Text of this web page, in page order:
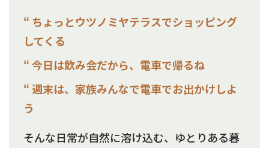
“ ちょっとウツノミヤテラスでショッピング
してくる
“ 今日は飲み会だから、電車で帰るね
“ 週末は、家族みんなで電車でお出かけしよ
う
そんな日常が自然に溶け込む、ゆとりある暮